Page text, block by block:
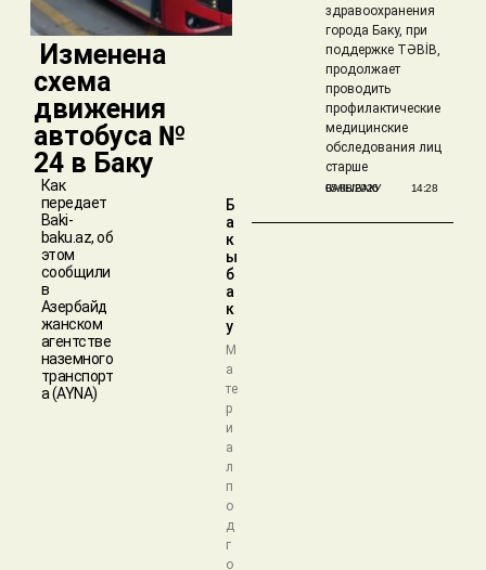
​ Изменена
схема
движения
автобуса №
24 в Баку
Как
передает
Baki-
baku.az, об
этом
сообщили
в
Азербайд
жанском
агентстве
наземного
транспорт
а (AYNA)
Б
а
к
ы
б
а
к
у
М
а
те
р
и
а
л
п
о
д
г
о
здравоохранения
города Баку, при
поддержке TƏBİB,
продолжает
проводить
профилактические
медицинские
обследования лиц
старше
БАКЫБАКУ
05/08/2026 14:28